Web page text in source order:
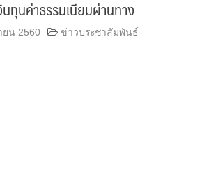
ทุนค่าธรรมเนียมผ่านทาง
ยน 2560 ข่าวประชาสัมพันธ์